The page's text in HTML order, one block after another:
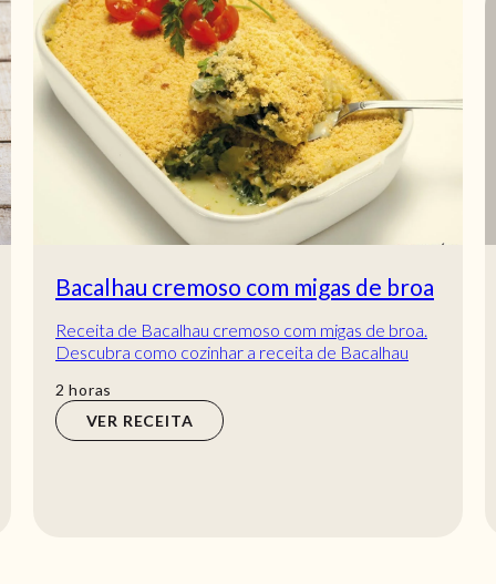
Bacalhau cremoso com migas de broa
Receita de Bacalhau cremoso com migas de broa.
Descubra como cozinhar a receita de Bacalhau
d...
2 horas
horas
VER RECEITA